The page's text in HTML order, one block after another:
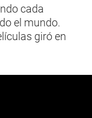
cada
el mundo.
giró en